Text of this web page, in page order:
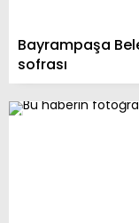
Bayrampaşa
sofrası